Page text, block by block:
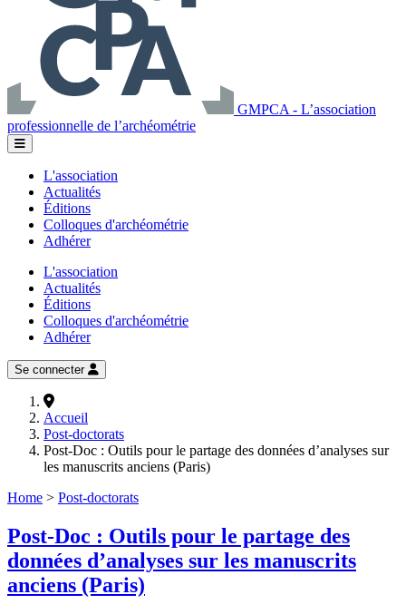
GMPCA - L’association
professionnelle de l’archéométrie
L'association
Actualités
Éditions
Colloques d'archéométrie
Adhérer
L'association
Actualités
Éditions
Colloques d'archéométrie
Adhérer
Se connecter
Accueil
Post-doctorats
Post-Doc : Outils pour le partage des données d’analyses sur
les manuscrits anciens (Paris)
Home > Post-doctorats
Post-Doc : Outils pour le partage des
données d’analyses sur les manuscrits
anciens (Paris)